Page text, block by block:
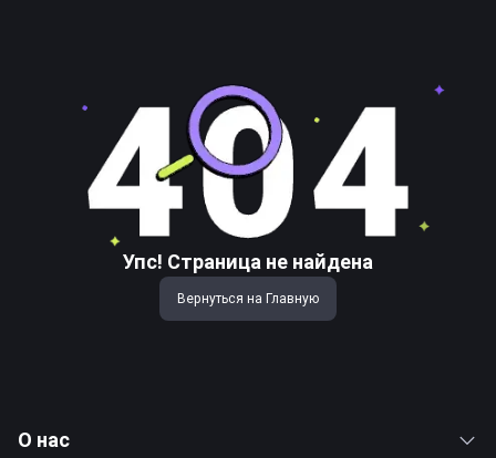
Упс! Страница не найдена
Вернуться на Главную
О нас